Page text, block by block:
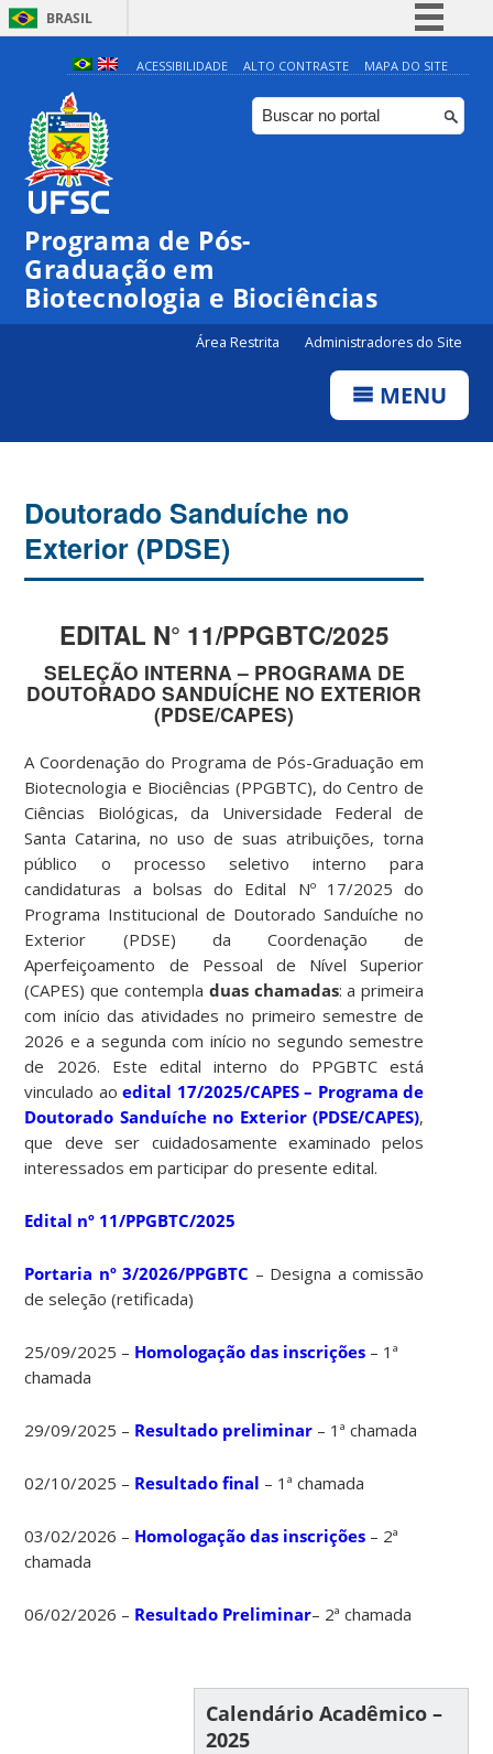
BRASIL
Simplifique!
Comunica BR
Participe
ACESSIBILIDADE ALTO CONTRASTE MAPA DO SITE
Programa de Pós-
Graduação em
Biotecnologia e Biociências
Área Restrita Administradores do Site
MENU
Doutorado Sanduíche no
Exterior (PDSE)
EDITAL N° 11/PPGBTC/2025
SELEÇÃO INTERNA – PROGRAMA DE
DOUTORADO SANDUÍCHE NO EXTERIOR
(PDSE/CAPES)
A Coordenação do Programa de Pós-Graduação em
Biotecnologia e Biociências (PPGBTC), do Centro de
Ciências Biológicas, da Universidade Federal de
Santa Catarina, no uso de suas atribuições, torna
público o processo seletivo interno para
candidaturas a bolsas do Edital Nº 17/2025 do
Programa Institucional de Doutorado Sanduíche no
Exterior (PDSE) da Coordenação de
Aperfeiçoamento de Pessoal de Nível Superior
(CAPES) que contempla duas chamadas: a primeira
com início das atividades no primeiro semestre de
2026 e a segunda com início no segundo semestre
de 2026. Este edital interno do PPGBTC está
vinculado aoedital 17/2025/CAPES – Programa de
Doutorado Sanduíche no Exterior (PDSE/CAPES),
que deve ser cuidadosamente examinado pelos
interessados em participar do presente edital.
Edital nº 11/PPGBTC/2025
Portaria nº 3/2026/PPGBTC – Designa a comissão
de seleção (retificada)
25/09/2025 – Homologação das inscrições – 1ª
chamada
29/09/2025 – Resultado preliminar – 1ª chamada
02/10/2025 – Resultado final – 1ª chamada
03/02/2026 – Homologação das inscrições – 2ª
chamada
06/02/2026 – Resultado Preliminar– 2ª chamada
Calendário Acadêmico –
2025